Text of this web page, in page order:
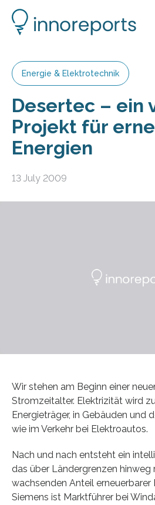
Energie & Elektrotechnik
Desertec – ein
Projekt für
Energien
13 July 2009
Wir stehen am Beginn einer
Stromzeitalter. Elektrizität wird
Energieträger, in Gebäuden und
wie im Verkehr bei Elektroautos.
Nach und nach entsteht ein
das über Ländergrenzen hinweg
wachsenden Anteil erneuerbarer
Siemens ist Marktführer bei